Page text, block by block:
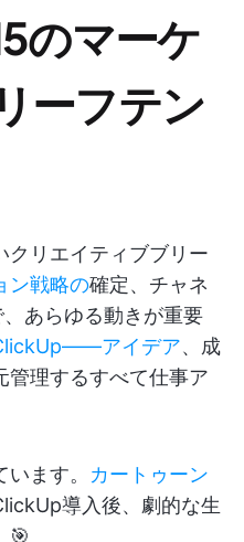
のマーケ
ーフテン
クリエイティブブリー
ン戦略の確定、チャネ
あらゆる動きが重要
アイデア、成
管理するすべて仕事ア
ます。 カートゥーン
導入後、劇的な生
🎯